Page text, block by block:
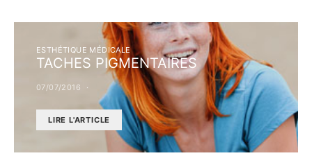
ESTHÉTIQUE MÉDICALE
TACHES PIGMENTAIRES
07/07/2016
LIRE L'ARTICLE